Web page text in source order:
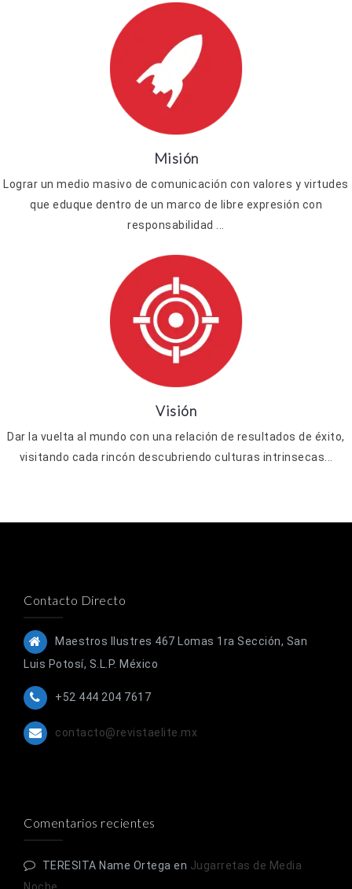
Misión
Lograr un medio masivo de comunicación con valores y virtudes
que eduque dentro de un marco de libre expresión con
responsabilidad ...
Visión
Dar la vuelta al mundo con una relación de resultados de éxito,
visitando cada rincón descubriendo culturas intrinsecas...
Contacto Directo
Maestros Ilustres 467 Lomas 1ra Sección, San
Luis Potosí, S.L.P. México
+52 444 204 7617
contacto@revistaelite.mx
Comentarios recientes
TERESITA Name Ortega en Jugarretas de Media